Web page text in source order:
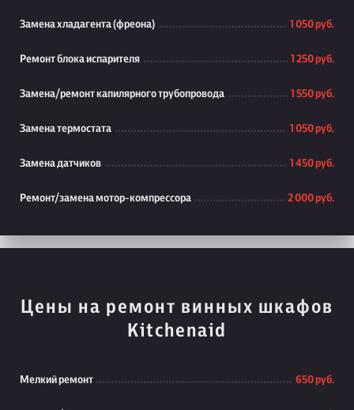
Замена хладагента (фреона) 1 050 руб.
Ремонт блока испарителя 1 250 руб.
Замена/ремонт капилярного трубопровода 1 550 руб.
Замена термостата 1 050 руб.
Замена датчиков 1 450 руб.
Ремонт/замена мотор-компрессора 2 000 руб.
Цены на ремонт винных шкафов
Kitchenaid
Мелкий ремонт 650 руб.